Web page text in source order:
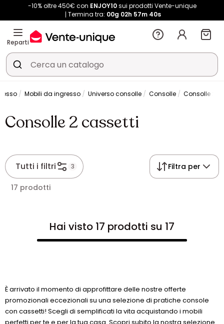
-10% oltre 450€ con ENJOY10sui prodotti Vente-unique
Termina tra: 00g 02h 57m 40s
Reparti
Mobili da ingresso Universo consolle Consolle Consolle 2
Consolle 2 cassetti
Tutti i filtri 3 Filtra per
17 prodotti
Hai visto 17 prodotti su 17
È arrivato il momento di approfittare delle nostre offerte
promozionali eccezionali su una selezione di pratiche console
con cassetti! Scegli di semplificati la vita acquistando i mobili